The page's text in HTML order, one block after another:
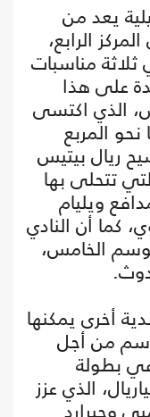
يعد من
الرابع،
مناسبات
على هذا
الذي اكتسى
المربع
ريال بيتيس
تتحلى بها
ويليام
كما أن النادي
الخامس،
أخرى يمكنها
من أجل
بطولة
الذي عزز
وجيرارد